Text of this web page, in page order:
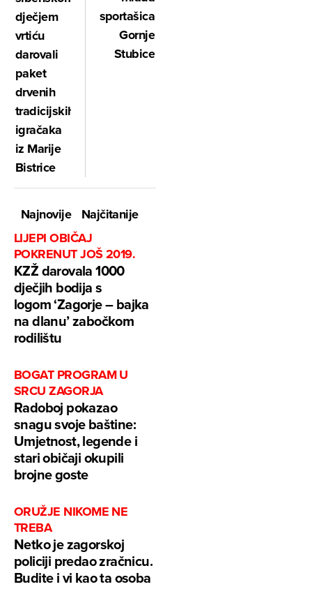
dječjem
vrtiću
darovali
paket
drvenih
tradicijskih
igračaka
iz Marije
Bistrice
sportašica
Gornje
Stubice
Najnovije
Najčitanije
LIJEPI OBIČAJ
POKRENUT JOŠ 2019.
KZŽ darovala 1000
dječjih bodija s
logom ‘Zagorje – bajka
na dlanu’ zabočkom
rodilištu
BOGAT PROGRAM U
SRCU ZAGORJA
Radoboj pokazao
snagu svoje baštine:
Umjetnost, legende i
stari običaji okupili
brojne goste
ORUŽJE NIKOME NE
TREBA
Netko je zagorskoj
policiji predao zračnicu.
Budite i vi kao ta osoba